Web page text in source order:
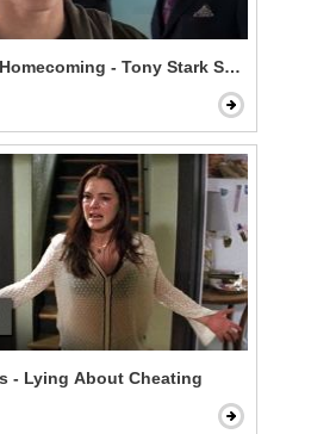
- Tony Stark Shows Spider
- Lying About Cheating